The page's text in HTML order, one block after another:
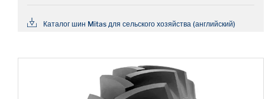
Каталог шин Mitas для сельского хозяйства (английский)